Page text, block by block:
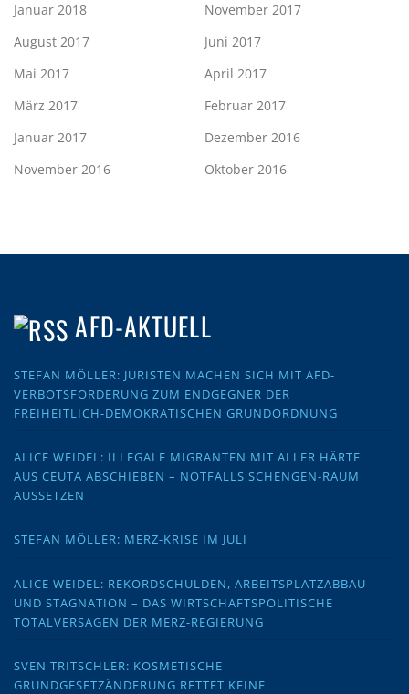
Januar 2018
November 2017
August 2017
Juni 2017
Mai 2017
April 2017
März 2017
Februar 2017
Januar 2017
Dezember 2016
November 2016
Oktober 2016
AFD-AKTUELL
STEFAN MÖLLER: JURISTEN MACHEN SICH MIT AFD-
VERBOTSFORDERUNG ZUM ENDGEGNER DER
FREIHEITLICH-DEMOKRATISCHEN GRUNDORDNUNG
ALICE WEIDEL: ILLEGALE MIGRANTEN MIT ALLER HÄRTE
AUS CEUTA ABSCHIEBEN – NOTFALLS SCHENGEN-RAUM
AUSSETZEN
STEFAN MÖLLER: MERZ-KRISE IM JULI
ALICE WEIDEL: REKORDSCHULDEN, ARBEITSPLATZABBAU
UND STAGNATION – DAS WIRTSCHAFTSPOLITISCHE
TOTALVERSAGEN DER MERZ-REGIERUNG
SVEN TRITSCHLER: KOSMETISCHE
GRUNDGESETZÄNDERUNG RETTET KEINE